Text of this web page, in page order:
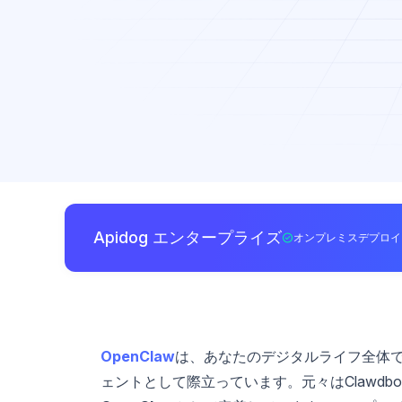
Apidog エンタープライズ オンプレミスデプロイ
OpenClawは、あなたのデジタルライフ全体
ェントとして際立っています。元々は